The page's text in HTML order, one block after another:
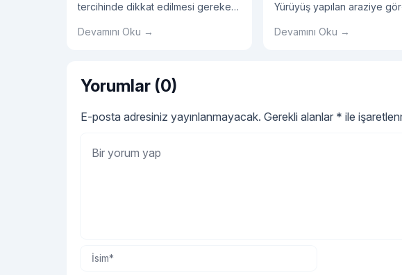
tercihinde dikkat edilmesi gereken
seçiminin avantajlarını, tulum
Devamını Oku →
Yürüyüş yapılan araziye
etmelisiniz.
Devamını Oku →
Yorumlar (0)
E-posta adresiniz yayınlanmayacak. Gerekli alanlar * ile